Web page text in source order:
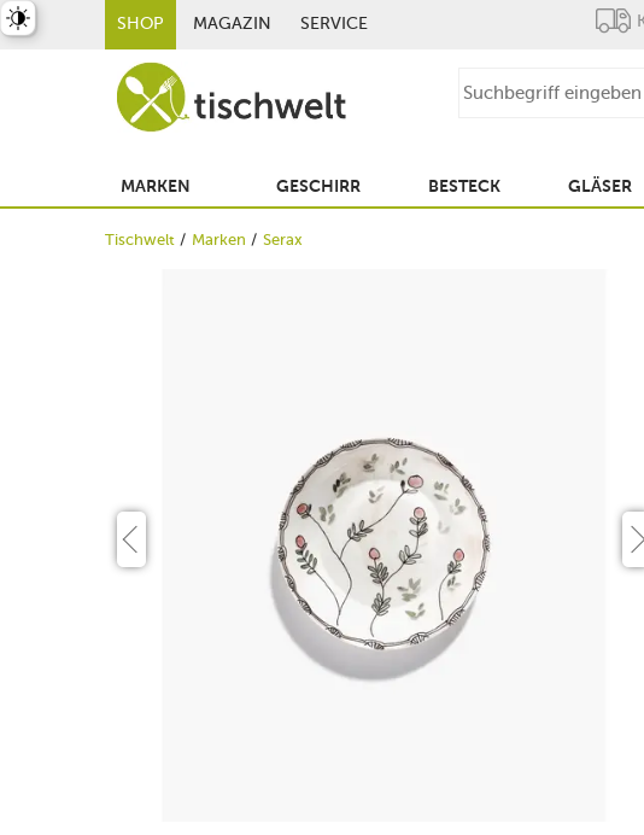
SHOP MAGAZIN SERVICE
MARKEN GESCHIRR BESTECK GLÄSER
Tischwelt Marken Serax
umschalten